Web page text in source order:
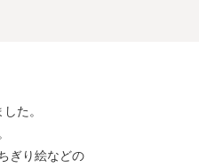
た。
ぎり絵などの